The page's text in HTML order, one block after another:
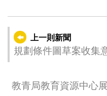
上一則新聞
規劃條件圖草案收集
教青局教育資源中心展